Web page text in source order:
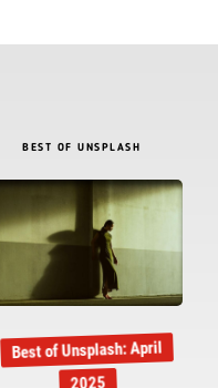
BEST OF UNSPLASH
Best of Unsplash: April
2025